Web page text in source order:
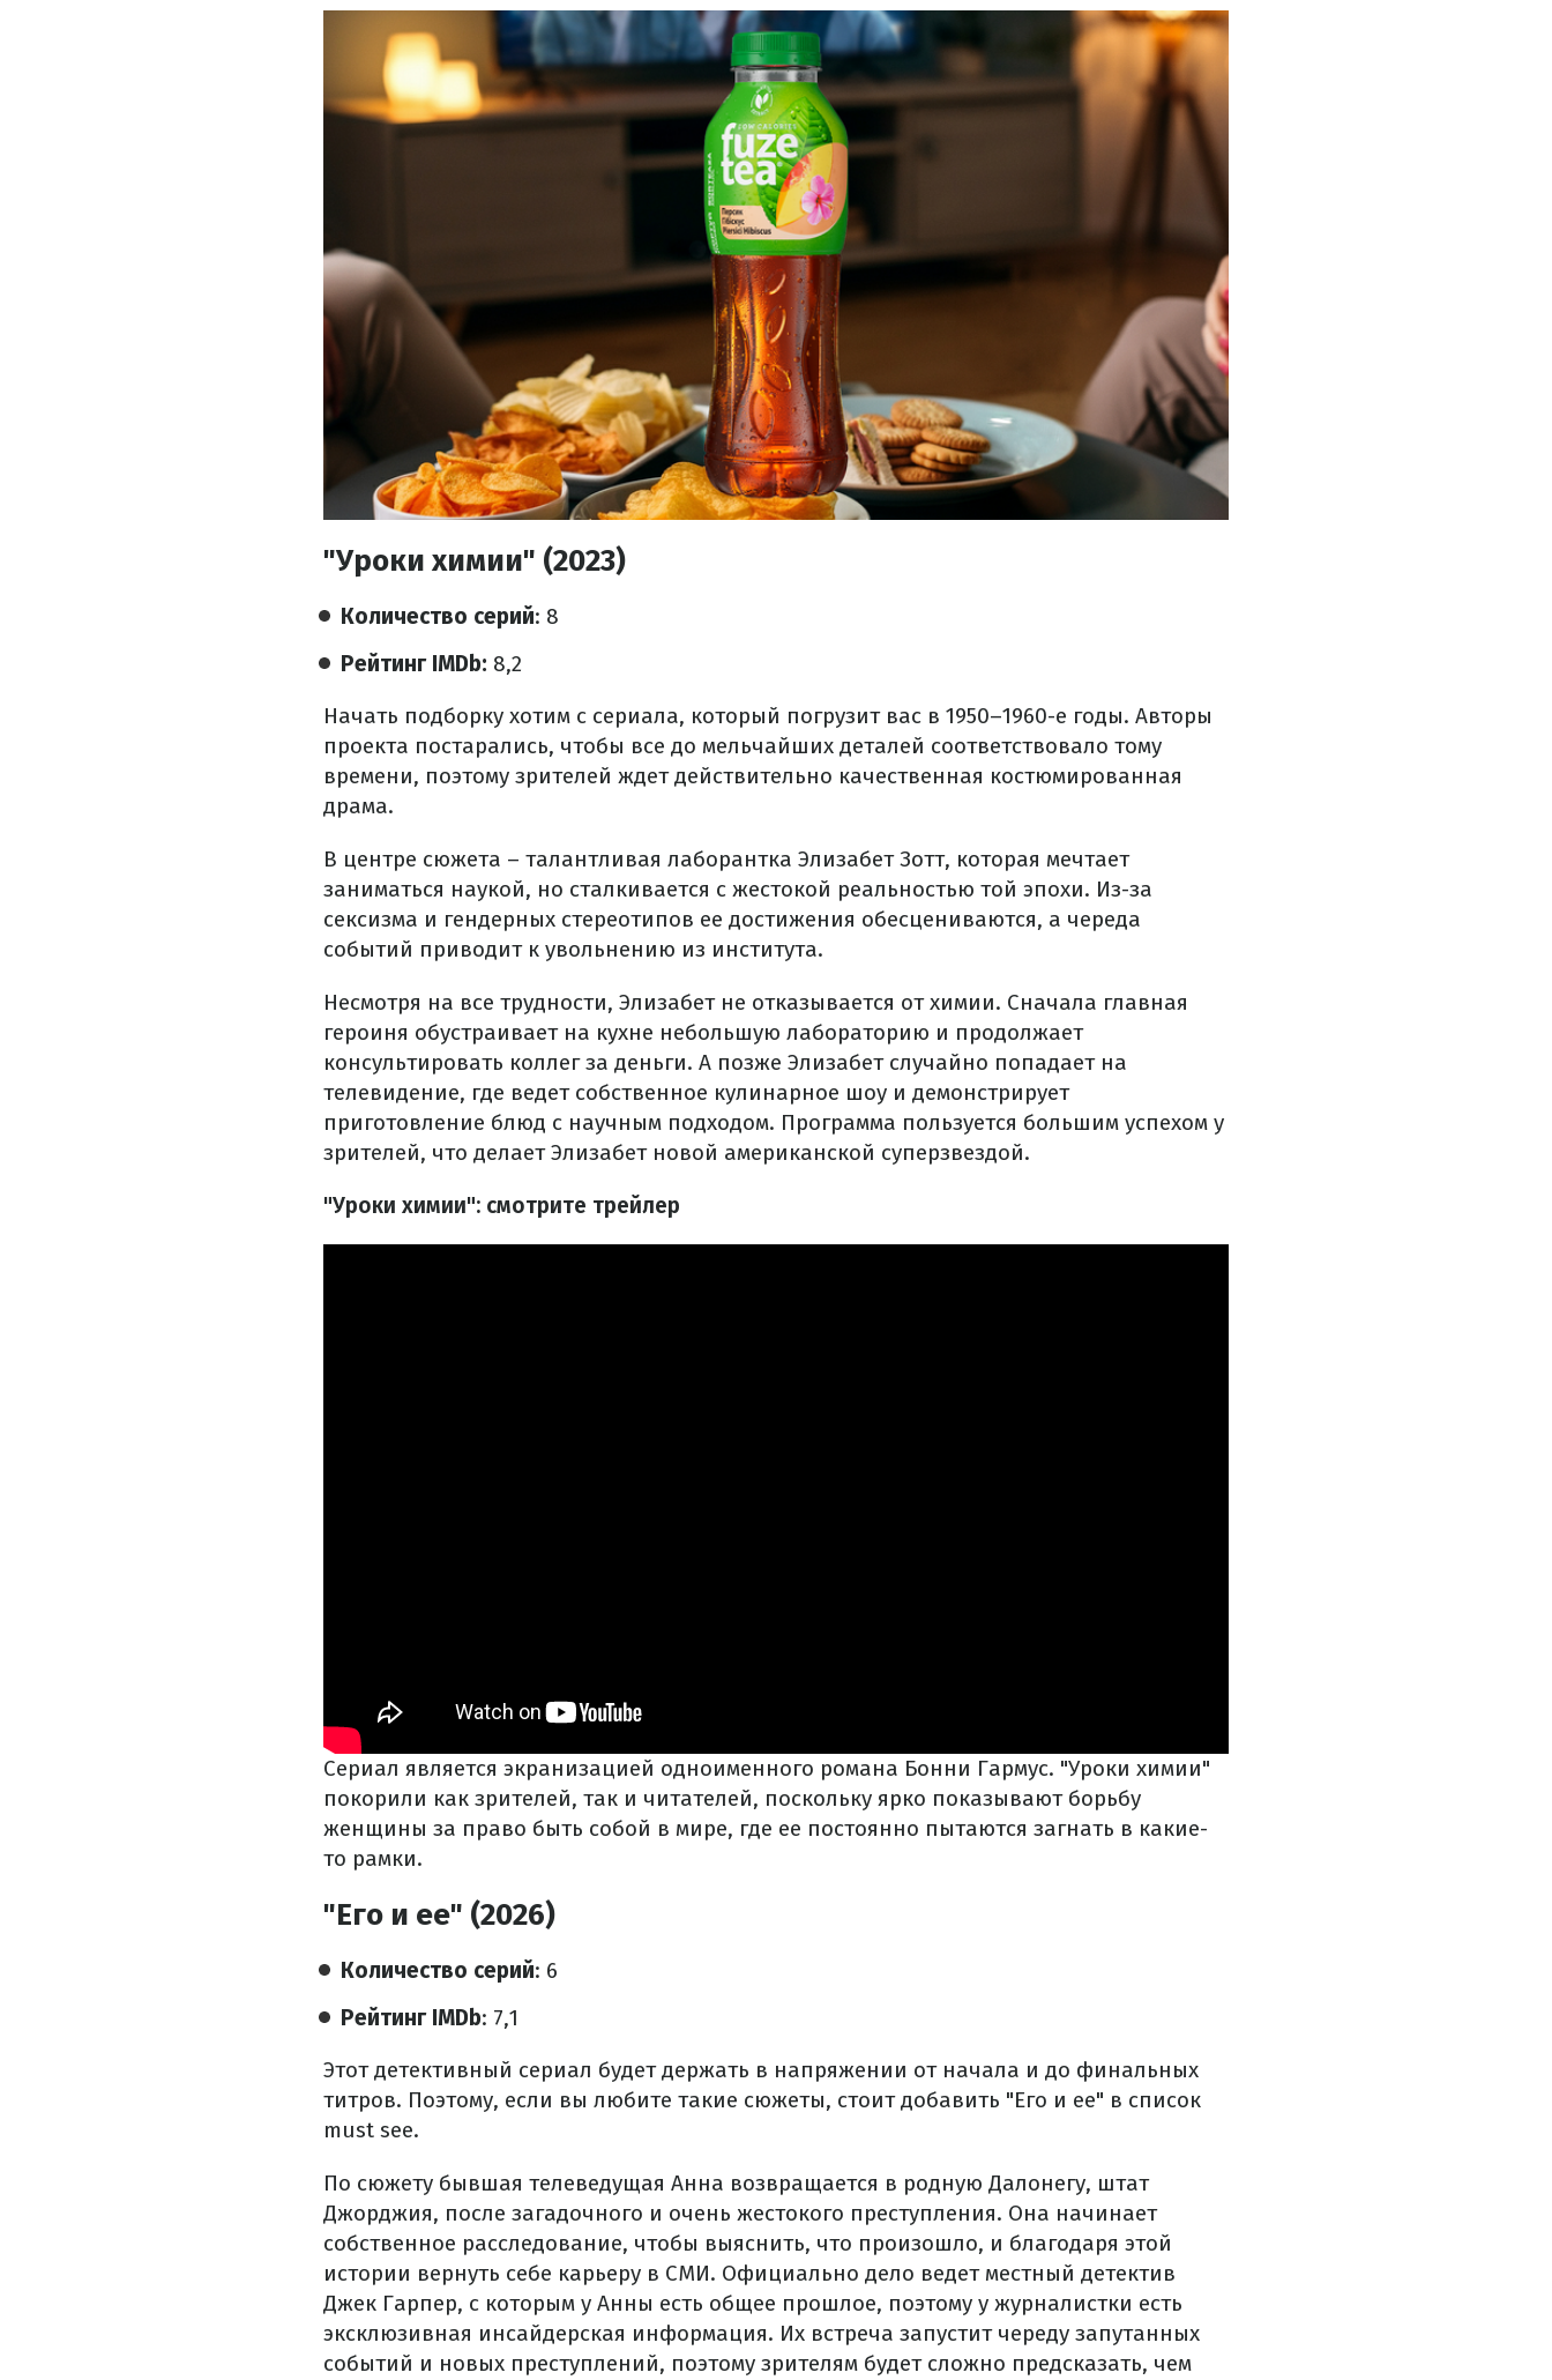
"Уроки химии" (2023)
Количество серий: 8
Рейтинг IMDb: 8,2
Начать подборку хотим с сериала, который погрузит вас в 1950–1960-е годы. Авторы
проекта постарались, чтобы все до мельчайших деталей соответствовало тому
времени, поэтому зрителей ждет действительно качественная костюмированная
драма.
В центре сюжета – талантливая лаборантка Элизабет Зотт, которая мечтает
заниматься наукой, но сталкивается с жестокой реальностью той эпохи. Из-за
сексизма и гендерных стереотипов ее достижения обесцениваются, а череда
событий приводит к увольнению из института.
Несмотря на все трудности, Элизабет не отказывается от химии. Сначала главная
героиня обустраивает на кухне небольшую лабораторию и продолжает
консультировать коллег за деньги. А позже Элизабет случайно попадает на
телевидение, где ведет собственное кулинарное шоу и демонстрирует
приготовление блюд с научным подходом. Программа пользуется большим успехом у
зрителей, что делает Элизабет новой американской суперзвездой.
"Уроки химии": смотрите трейлер
Сериал является экранизацией одноименного романа Бонни Гармус. "Уроки химии"
покорили как зрителей, так и читателей, поскольку ярко показывают борьбу
женщины за право быть собой в мире, где ее постоянно пытаются загнать в какие-
то рамки.
"Его и ее" (2026)
Количество серий: 6
Рейтинг IMDb: 7,1
Этот детективный сериал будет держать в напряжении от начала и до финальных
титров. Поэтому, если вы любите такие сюжеты, стоит добавить "Его и ее" в список
must see.
По сюжету бывшая телеведущая Анна возвращается в родную Далонегу, штат
Джорджия, после загадочного и очень жестокого преступления. Она начинает
собственное расследование, чтобы выяснить, что произошло, и благодаря этой
истории вернуть себе карьеру в СМИ. Официально дело ведет местный детектив
Джек Гарпер, с которым у Анны есть общее прошлое, поэтому у журналистки есть
эксклюзивная инсайдерская информация. Их встреча запустит череду запутанных
событий и новых преступлений, поэтому зрителям будет сложно предсказать, чем